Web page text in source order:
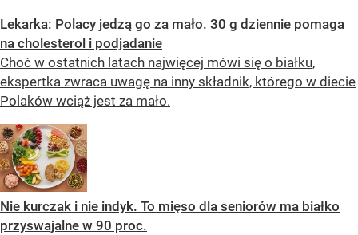
Lekarka: Polacy jedzą go za mało. 30 g dziennie pomaga
na cholesterol i podjadanie
Choć w ostatnich latach najwięcej mówi się o białku,
ekspertka zwraca uwagę na inny składnik, którego w diecie
Polaków wciąż jest za mało.
Nie kurczak i nie indyk. To mięso dla seniorów ma białko
przyswajalne w 90 proc.